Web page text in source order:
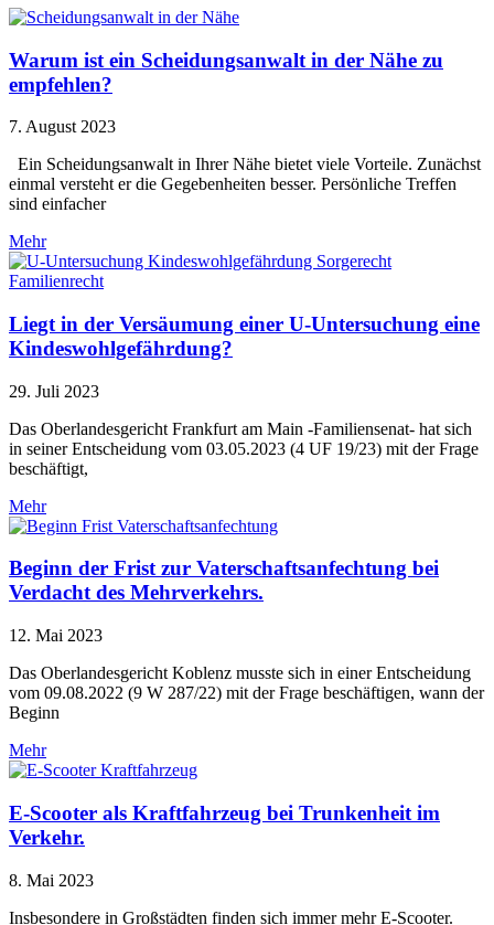
Warum ist ein Scheidungsanwalt in der Nähe zu
empfehlen?
7. August 2023
Ein Scheidungsanwalt in Ihrer Nähe bietet viele Vorteile. Zunächst
einmal versteht er die Gegebenheiten besser. Persönliche Treffen
sind einfacher
Mehr
Liegt in der Versäumung einer U-Untersuchung eine
Kindeswohlgefährdung?
29. Juli 2023
Das Oberlandesgericht Frankfurt am Main -Familiensenat- hat sich
in seiner Entscheidung vom 03.05.2023 (4 UF 19/23) mit der Frage
beschäftigt,
Mehr
Beginn der Frist zur Vaterschaftsanfechtung bei
Verdacht des Mehrverkehrs.
12. Mai 2023
Das Oberlandesgericht Koblenz musste sich in einer Entscheidung
vom 09.08.2022 (9 W 287/22) mit der Frage beschäftigen, wann der
Beginn
Mehr
E-Scooter als Kraftfahrzeug bei Trunkenheit im
Verkehr.
8. Mai 2023
Insbesondere in Großstädten finden sich immer mehr E-Scooter.